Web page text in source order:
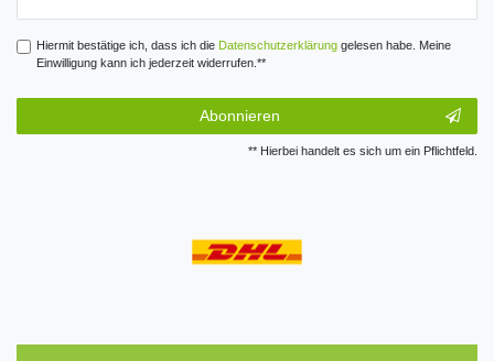
Hiermit bestätige ich, dass ich die Daten­schutz­erklärunggelesen habe. Meine
Einwilligung kann ich jederzeit widerrufen.**
Abonnieren
** Hierbei handelt es sich um ein Pflichtfeld.